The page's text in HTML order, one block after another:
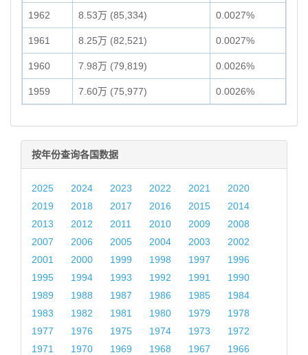
1962 8.53万 (85,334) 0.0027%
1961 8.25万 (82,521) 0.0027%
1960 7.98万 (79,819) 0.0026%
1959 7.60万 (75,977) 0.0026%
按年份查询各国数据
2025 2024 2023 2022 2021
2020
2019
2018 2017 2016 2015
2014
2013
2012 2011 2010 2009
2008
2007
2006 2005 2004 2003
2002
2001
2000 1999 1998 1997
1996
1995
1994 1993 1992 1991
1990
1989
1988 1987 1986 1985
1984
1983
1982 1981 1980 1979
1978
1977
1976 1975 1974 1973
1972
1971
1970 1969 1968 1967
1966